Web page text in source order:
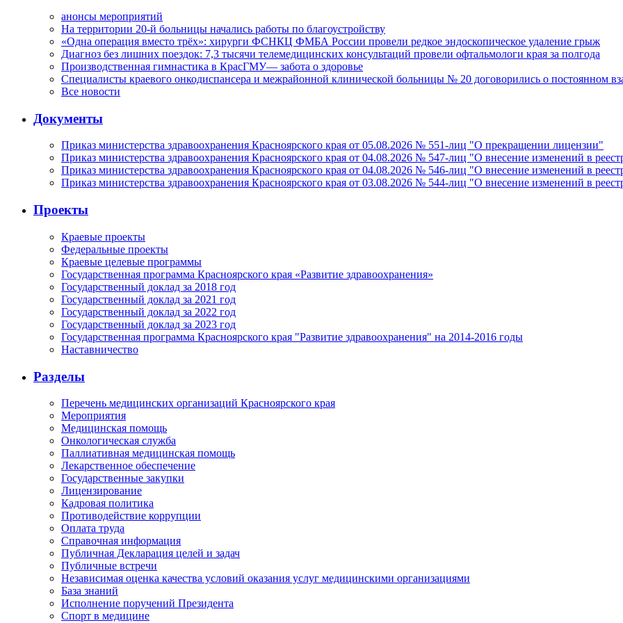
анонсы мероприятий
На территории 20-й больницы начались работы по благоустройству
«Одна операция вместо трёх»: хирурги ФСНКЦ ФМБА России провели редкое эндоскопическое удаление грыж
Диагноз без лишних поездок: 7,3 тысячи телемедицинских консультаций провели офтальмологи края за полгода
Производственная гимнастика в КрасГМУ— забота о здоровье
Специалисты краевого онкодиспансера и межрайонной клинической больницы № 20 договорились о постоянном
Все новости
Документы
Приказ министерства здравоохранения Красноярского края от 05.08.2026 № 551-лиц "О прекращении лицензии"
Приказ министерства здравоохранения Красноярского края от 04.08.2026 № 547-лиц "О внесение изменений в
Приказ министерства здравоохранения Красноярского края от 04.08.2026 № 546-лиц "О внесение изменений в
Приказ министерства здравоохранения Красноярского края от 03.08.2026 № 544-лиц "О внесение изменений в
Проекты
Краевые проекты
Федеральные проекты
Краевые целевые программы
Государственная программа Красноярского края «Развитие здравоохранения»
Государственный доклад за 2018 год
Государственный доклад за 2021 год
Государственный доклад за 2022 год
Государственный доклад за 2023 год
Государственная программа Красноярского края "Развитие здравоохранения" на 2014-2016 годы
Наставничество
Разделы
Перечень медицинских организаций Красноярского края
Мероприятия
Медицинская помощь
Онкологическая служба
Паллиативная медицинская помощь
Лекарственное обеспечение
Государственные закупки
Лицензирование
Кадровая политика
Противодействие коррупции
Оплата труда
Справочная информация
Публичная Декларация целей и задач
Публичные встречи
Независимая оценка качества условий оказания услуг медицинскими организациями
База знаний
Исполнение поручений Президента
Спорт в медицине